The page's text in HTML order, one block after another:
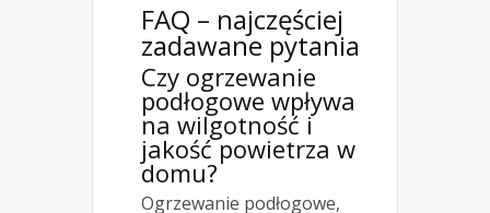
FAQ – najczęściej
zadawane pytania
Czy ogrzewanie
podłogowe wpływa
na wilgotność i
jakość powietrza w
domu?
Ogrzewanie podłogowe,